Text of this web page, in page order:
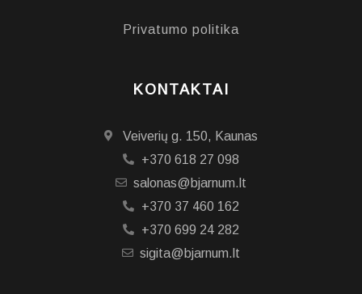
Privatumo politika
KONTAKTAI
Veiverių g. 150, Kaunas
+370 618 27 098
salonas@bjarnum.lt
+370 37 460 162
+370 699 24 282
sigita@bjarnum.lt